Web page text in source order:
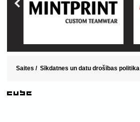
Saites / Sīkdatnes un datu drošības politika